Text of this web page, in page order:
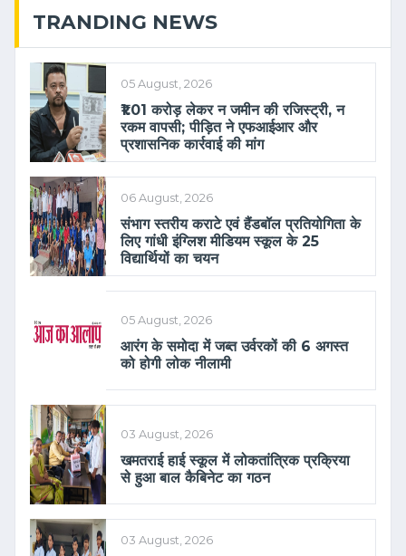
TRANDING NEWS
05 August, 2026
₹1.01 करोड़ लेकर न जमीन की रजिस्ट्री, न
रकम वापसी; पीड़ित ने एफआईआर और
प्रशासनिक कार्रवाई की मांग
06 August, 2026
संभाग स्तरीय कराटे एवं हैंडबॉल प्रतियोगिता के
लिए गांधी इंग्लिश मीडियम स्कूल के 25
विद्यार्थियों का चयन
05 August, 2026
आरंग के समोदा में जब्त उर्वरकों की 6 अगस्त
को होगी लोक नीलामी
03 August, 2026
खमतराई हाई स्कूल में लोकतांत्रिक प्रक्रिया
से हुआ बाल कैबिनेट का गठन
03 August, 2026